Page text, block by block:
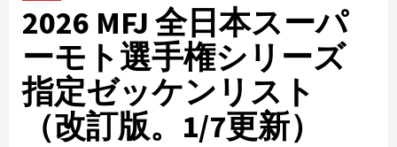
2026 MFJ 全日本スーパ
ーモト選手権シリーズ
指定ゼッケンリスト
（改訂版。1/7更新）